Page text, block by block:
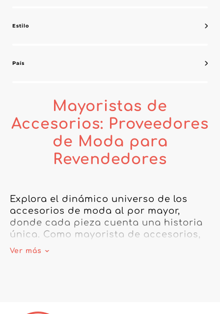
Estilo
País
Mayoristas de
Accesorios: Proveedores
de Moda para
Revendedores
Explora el dinámico universo de los
accesorios de moda al por mayor,
donde cada pieza cuenta una historia
única. Como mayorista de accesorios,
nuestra plataforma te abre las puertas
Ver más